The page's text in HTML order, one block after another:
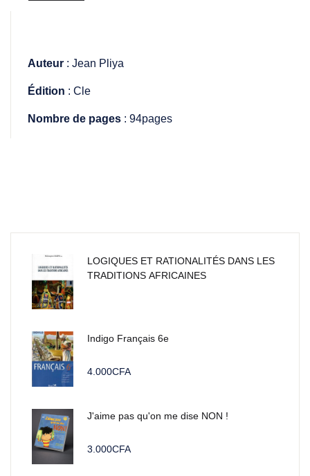
Auteur : Jean Pliya
Édition : Cle
Nombre de pages : 94pages
LOGIQUES ET RATIONALITÉS DANS LES
TRADITIONS AFRICAINES
Indigo Français 6e
4.000CFA
J'aime pas qu'on me dise NON !
3.000CFA